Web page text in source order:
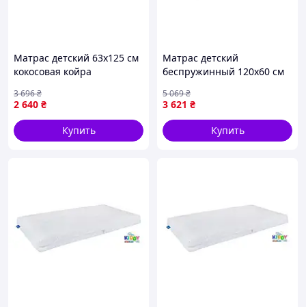
Матрас детский 63х125 см
кокосовая койра
Eurosleep PS-11071
2 640 ₴
3 696₴
Купить
Матрас детский
беспружинный 120х60 см
гипоаллергенный
Eurosleep PS-10653
3 621 ₴
5 069₴
Купить